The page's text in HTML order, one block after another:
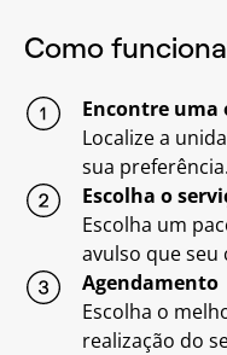
Como
Encontre uma
Localize a
sua preferência.
Escolha o
Escolha um
avulso que seu
Agendamento
Escolha o
realização do